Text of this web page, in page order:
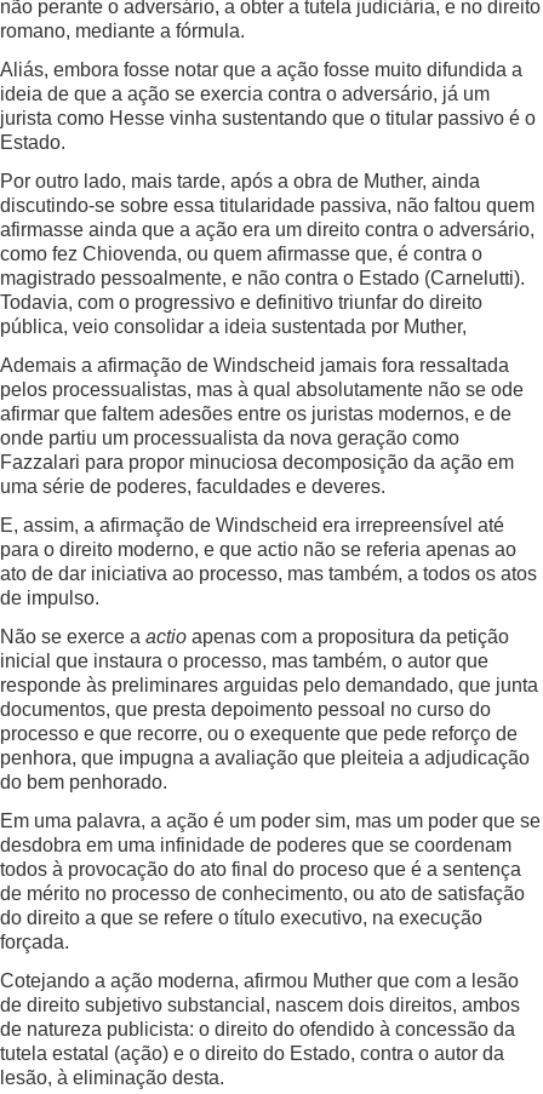
não perante o adversário, a obter a tutela judiciária, e no direito
romano, mediante a fórmula.
Aliás, embora fosse notar que a ação fosse muito difundida a
ideia de que a ação se exercia contra o adversário, já um
jurista como Hesse vinha sustentando que o titular passivo é o
Estado.
Por outro lado, mais tarde, após a obra de Muther, ainda
discutindo-se sobre essa titularidade passiva, não faltou quem
afirmasse ainda que a ação era um direito contra o adversário,
como fez Chiovenda, ou quem afirmasse que, é contra o
magistrado pessoalmente, e não contra o Estado (Carnelutti).
Todavia, com o progressivo e definitivo triunfar do direito
pública, veio consolidar a ideia sustentada por Muther,
Ademais a afirmação de Windscheid jamais fora ressaltada
pelos processualistas, mas à qual absolutamente não se ode
afirmar que faltem adesões entre os juristas modernos, e de
onde partiu um processualista da nova geração como
Fazzalari para propor minuciosa decomposição da ação em
uma série de poderes, faculdades e deveres.
E, assim, a afirmação de Windscheid era irrepreensível até
para o direito moderno, e que actio não se referia apenas ao
ato de dar iniciativa ao processo, mas também, a todos os atos
de impulso.
Não se exerce a actio apenas com a propositura da petição
inicial que instaura o processo, mas também, o autor que
responde às preliminares arguidas pelo demandado, que junta
documentos, que presta depoimento pessoal no curso do
processo e que recorre, ou o exequente que pede reforço de
penhora, que impugna a avaliação que pleiteia a adjudicação
do bem penhorado.
Em uma palavra, a ação é um poder sim, mas um poder que se
desdobra em uma infinidade de poderes que se coordenam
todos à provocação do ato final do proceso que é a sentença
de mérito no processo de conhecimento, ou ato de satisfação
do direito a que se refere o título executivo, na execução
forçada.
Cotejando a ação moderna, afirmou Muther que com a lesão
de direito subjetivo substancial, nascem dois direitos, ambos
de natureza publicista: o direito do ofendido à concessão da
tutela estatal (ação) e o direito do Estado, contra o autor da
lesão, à eliminação desta.